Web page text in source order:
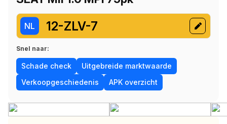
NL 12-ZLV-7
Snel naar:
Schade check
Uitgebreide marktwaarde
Verkoopgeschiedenis
APK overzicht